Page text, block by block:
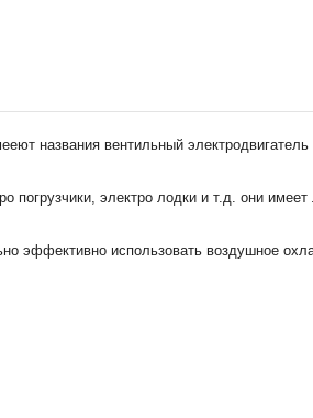
названия вентильный электродвигатель
погрузчики, электро лодки и т.д. они
эффективно использовать воздушное